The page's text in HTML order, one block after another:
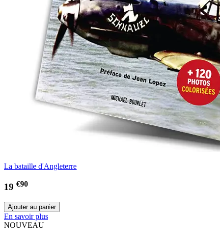
La bataille d'Angleterre
19 €90
En savoir plus
NOUVEAU